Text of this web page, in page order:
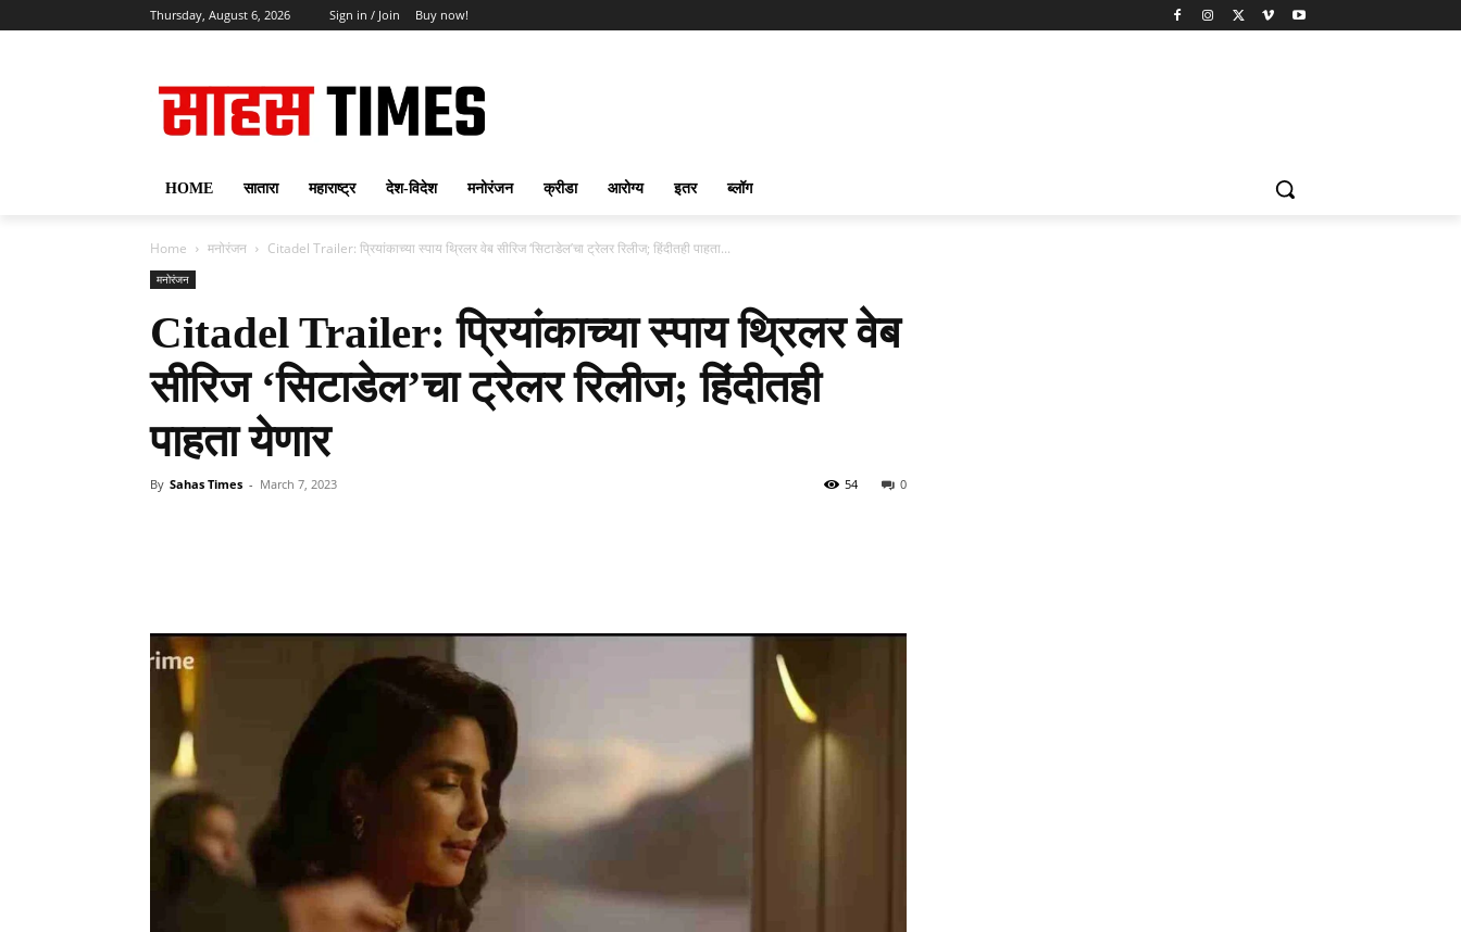
Thursday, August 6, 2026 Sign in / Join Buy now!
HOME सातारा महाराष्ट्र देश-विदेश मनोरंजन क्रीडा आरोग्य इतर ब्लॉग
Home मनोरंजन Citadel Trailer: प्रियांकाच्या स्पाय थ्रिलर वेब सीरिज ‘सिटाडेल’चा ट्रेलर रिलीज; हिंदीतही पाहता...
मनोरंजन
Citadel Trailer: प्रियांकाच्या स्पाय थ्रिलर वेब
सीरिज ‘सिटाडेल’चा ट्रेलर रिलीज; हिंदीतही
पाहता येणार
By Sahas Times - March 7, 2023 0
54